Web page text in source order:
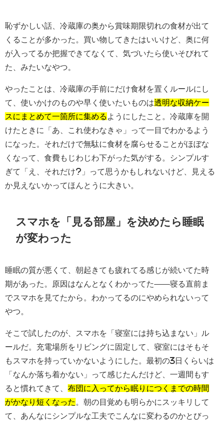
恥ずかしい話、冷蔵庫の奥から賞味期限切れの食材が出て
くることが多かった。買い物してきたはいいけど、奥に何
が入ってるか把握できてなくて、気づいたら使いそびれて
た、みたいなやつ。
やったことは、冷蔵庫の手前にだけ食材を置くルールにし
て、使いかけのものや早く使いたいものは透明な収納ケー
スにまとめて一箇所に集める ようにしたこと。冷蔵庫を開
けたときに「あ、これ使わなきゃ」って一目でわかるよう
になった。それだけで無駄に食材を腐らせることがほぼな
くなって、食費もじわじわ下がった気がする。シンプルす
ぎて「え、それだけ?」って思うかもしれないけど、見える
か見えないかってほんとうに大きい。
スマホを「見る部屋」を決めたら睡眠
が変わった
睡眠の質が悪くて、朝起きても疲れてる感じが続いてた時
期があった。原因はなんとなくわかってた——寝る直前ま
でスマホを見てたから。わかってるのにやめられないって
やつ。
そこで試したのが、スマホを「寝室には持ち込まない」ル
ールだ。充電場所をリビングに固定して、寝室にはそもそ
もスマホを持っていかないようにした。最初の3日くらいは
「なんか落ち着かない」って感じたんだけど、一週間もす
ると慣れてきて、 布団に入ってから眠りにつくまでの時間
がかなり短くなった
。朝の目覚めも明らかにスッキリして
て、あんなにシンプルな工夫でこんなに変わるのかとびっ